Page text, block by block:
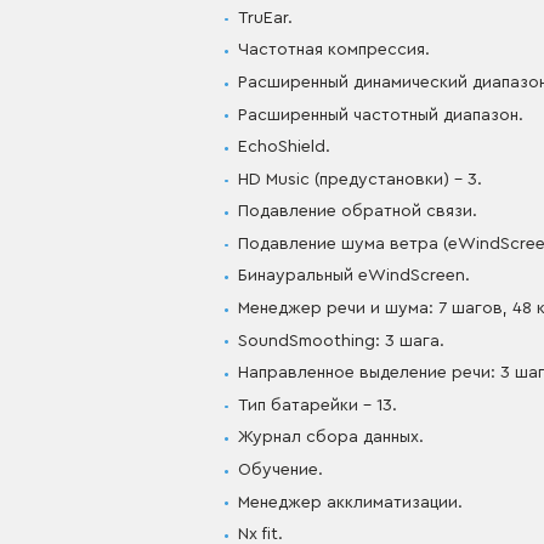
TruEar.
Частотная компрессия.
Расширенный динамический
Расширенный частотный диапазон.
EchoShield.
HD Music (предустановки) – 3.
Подавление обратной связи.
Подавление шума ветра
Бинауральный eWindScreen.
Менеджер речи и шума: 7 шагов, 48
SoundSmoothing: 3 шага.
Направленное выделение речи: 3
Тип батарейки – 13.
Журнал сбора данных.
Обучение.
Менеджер акклиматизации.
Nx fit.